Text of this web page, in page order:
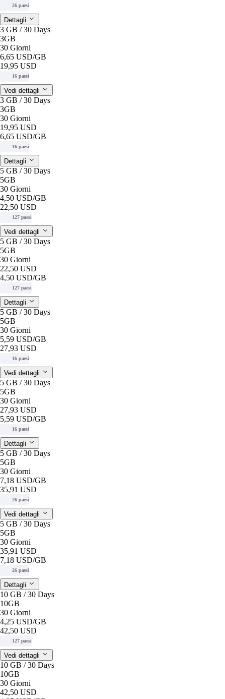
26 paesi
Dettagli
3 GB / 30 Days
3GB
30 Giorni
6,65 USD/GB
19,95 USD
16 paesi
Vedi dettagli
3 GB / 30 Days
3GB
30 Giorni
19,95 USD
6,65 USD/GB
16 paesi
Dettagli
5 GB / 30 Days
5GB
30 Giorni
4,50 USD/GB
22,50 USD
127 paesi
Vedi dettagli
5 GB / 30 Days
5GB
30 Giorni
22,50 USD
4,50 USD/GB
127 paesi
Dettagli
5 GB / 30 Days
5GB
30 Giorni
5,59 USD/GB
27,93 USD
16 paesi
Vedi dettagli
5 GB / 30 Days
5GB
30 Giorni
27,93 USD
5,59 USD/GB
16 paesi
Dettagli
5 GB / 30 Days
5GB
30 Giorni
7,18 USD/GB
35,91 USD
26 paesi
Vedi dettagli
5 GB / 30 Days
5GB
30 Giorni
35,91 USD
7,18 USD/GB
26 paesi
Dettagli
10 GB / 30 Days
10GB
30 Giorni
4,25 USD/GB
42,50 USD
127 paesi
Vedi dettagli
10 GB / 30 Days
10GB
30 Giorni
42,50 USD